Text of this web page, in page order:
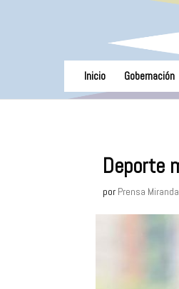
Inicio Gobernación
Deporte
por Prensa Miranda